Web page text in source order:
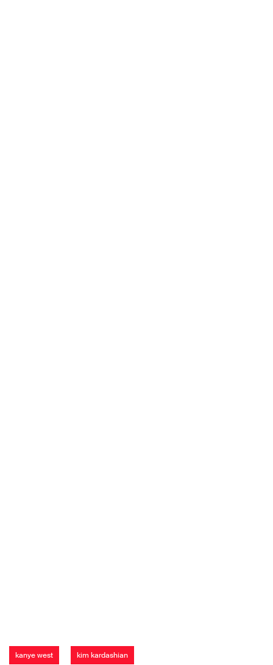
kanye west kim kardashian